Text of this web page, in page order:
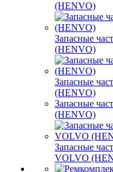
(HENVO)
Запасные
(HENVO)
Запасные
(HENVO)
Запасные
(HENVO)
Запасные
VOLVO